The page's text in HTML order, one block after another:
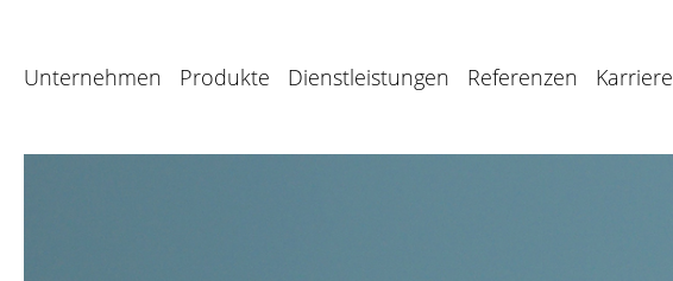
Unternehmen Produkte Dienstleistungen Referenzen Karriere